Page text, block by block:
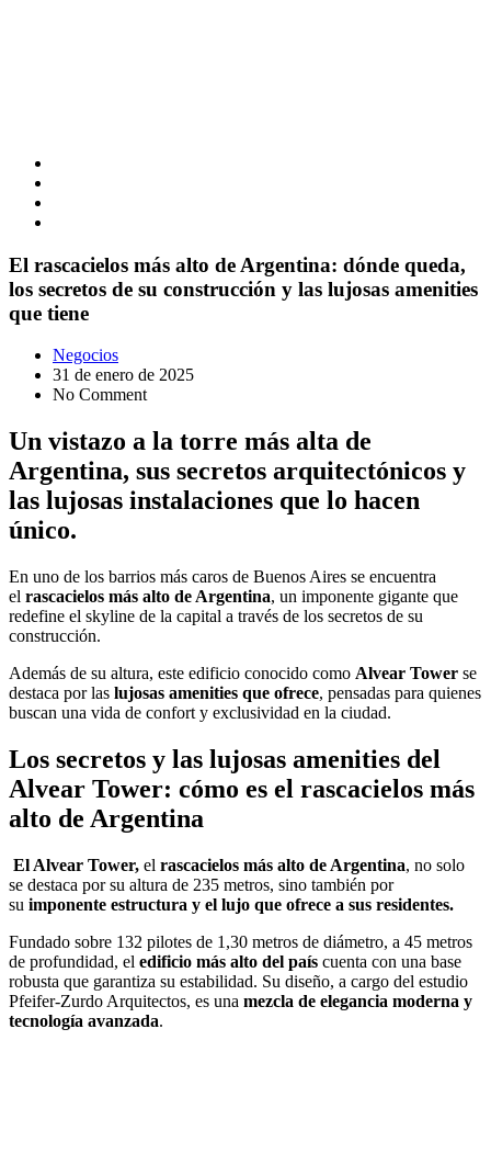
El rascacielos más alto de Argentina: dónde queda,
los secretos de su construcción y las lujosas amenities
que tiene
Negocios
31 de enero de 2025
No Comment
Un vistazo a la torre más alta de
Argentina, sus secretos arquitectónicos y
las lujosas instalaciones que lo hacen
único.
En uno de los barrios más caros de Buenos Aires se encuentra
el rascacielos más alto de Argentina, un imponente gigante que
redefine el skyline de la capital a través de los secretos de su
construcción.
Además de su altura, este edificio conocido como Alvear Tower se
destaca por las lujosas amenities que ofrece, pensadas para quienes
buscan una vida de confort y exclusividad en la ciudad.
Los secretos y las lujosas amenities del
Alvear Tower: cómo es el rascacielos más
alto de Argentina
El Alvear Tower, el rascacielos más alto de Argentina, no solo
se destaca por su altura de 235 metros, sino también por
su imponente estructura y el lujo que ofrece a sus residentes.
Fundado sobre 132 pilotes de 1,30 metros de diámetro, a 45 metros
de profundidad, el edificio más alto del país cuenta con una base
robusta que garantiza su estabilidad. Su diseño, a cargo del estudio
Pfeifer-Zurdo Arquitectos, es una mezcla de elegancia moderna y
tecnología avanzada.